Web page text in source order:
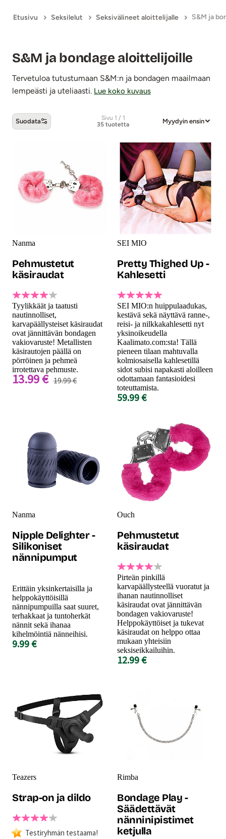
Etusivu Seksilelut Seksivälineet aloittelijalle S&M ja
S&M ja bondage aloittelijoille
Tervetuloa tutustumaan S&M:n ja bondagen maailmaan
lempeästi ja uteliaasti. Lue koko kuvaus
Suodata
Sivu 1 / 1
35 tuotetta
Myydyin ensin
S&M ja bondage aloittelijoille -tuotteet
Nanma
Pehmustetut
käsiraudat
Tyylikkäät ja taatusti
nautinnolliset,
karvapäällysteiset käsiraudat
ovat jännittävän bondagen
vakiovaruste! Metallisten
käsirautojen päällä on
pörröinen ja pehmeä
irrotettava pehmuste.
13.99 € 19.99 €
SEI MIO
Pretty Thighed Up -
Kahlesetti
SEI MIO:n huippulaadukas,
kestävä sekä näyttävä ranne-,
reisi- ja nilkkakahlesetti nyt
yksinoikeudella
Kaalimato.com:sta! Tällä
pieneen tilaan mahtuvalla
kolmiosaisella kahlesetillä
sidot subisi napakasti aloilleen
odottamaan fantasioidesi
toteuttamista.
59.99 €
Nanma
Nipple Delighter -
Silikoniset
nännipumput
Erittäin yksinkertaisilla ja
helppokäyttöisillä
nännipumpuilla saat suuret,
terhakkaat ja tuntoherkät
nännit sekä ihanaa
kihelmöintiä nänneihisi.
9.99 €
Ouch
Pehmustetut
käsiraudat
Pirteän pinkillä
karvapäällysteellä vuoratut ja
ihanan nautinnolliset
käsiraudat ovat jännittävän
bondagen vakiovaruste!
Helppokäyttöiset ja tukevat
käsiraudat on helppo ottaa
mukaan yhteisiin
seksiseikkailuihin.
12.99 €
Teazers
Strap-on ja dildo
Testiryhmän testaama!
Rimba
Bondage Play -
Säädettävät
nänninipistimet
ketjulla